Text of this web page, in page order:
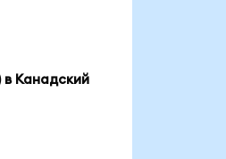
в Канадский